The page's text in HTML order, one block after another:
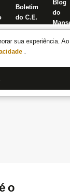
sua experiência.
.
Boletim
do C.E.
Blog
do
o